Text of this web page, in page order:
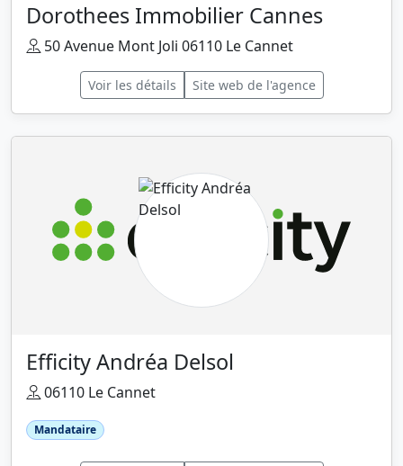
Dorothees Immobilier Cannes
50 Avenue Mont Joli 06110 Le Cannet
Voir les détails Site web de l'agence
Efficity Andréa Delsol
06110 Le Cannet
Mandataire